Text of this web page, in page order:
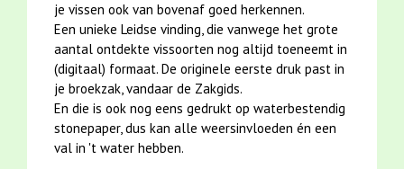
je vissen ook van bovenaf goed herkennen.
Een unieke Leidse vinding, die vanwege het grote
aantal ontdekte vissoorten nog altijd toeneemt in
(digitaal) formaat. De originele eerste druk past in
je broekzak, vandaar de Zakgids.
En die is ook nog eens gedrukt op waterbestendig
stonepaper, dus kan alle weersinvloeden én een
val in 't water hebben.